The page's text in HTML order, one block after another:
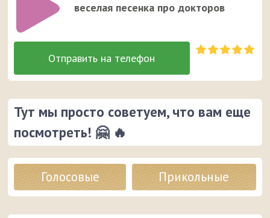
веселая песенка про докторов
Тут мы просто советуем, что вам еще
посмотреть! 🤗 🔥
Голосовые Прикольные